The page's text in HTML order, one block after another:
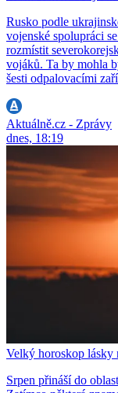
Rusko podle
vojenské spolupráci
rozmístit
vojáků. Ta by mohla
šesti odpalovacími
Aktuálně.cz - Zprávy
dnes, 18:19
Velký horoskop lásky
Srpen přináší do